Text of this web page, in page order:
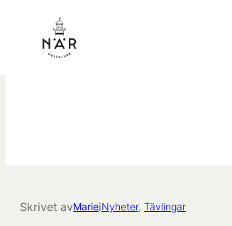
Skrivet avMarieiNyheter, Tävlingar